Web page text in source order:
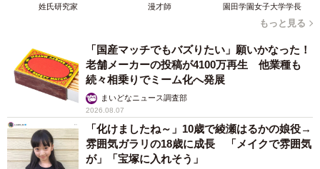
姓氏研究家 漫才師 園田学園女子大学学長
もっと見る
「国産マッチでもバズりたい」願いかなった！
老舗メーカーの投稿が4100万再生 他業種も
続々相乗りでミーム化へ発展
まいどなニュース調査部
2026.08.07
「化けましたね～」10歳で綾瀬はるかの娘役→
雰囲気ガラリの18歳に成長 「メイクで雰囲気
が」「宝塚に入れそう」